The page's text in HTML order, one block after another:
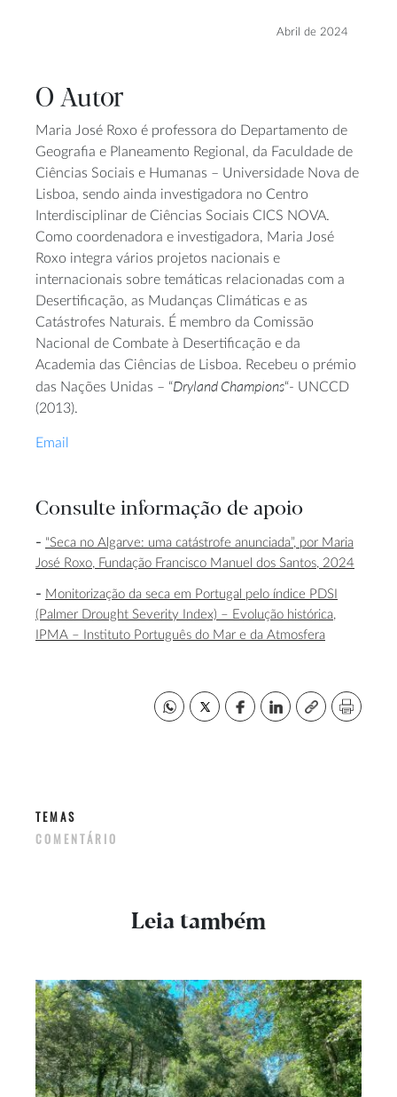
Abril de 2024
O Autor
Maria José Roxo é professora do Departamento de
Geografia e Planeamento Regional, da Faculdade de
Ciências Sociais e Humanas – Universidade Nova de
Lisboa, sendo ainda investigadora no Centro
Interdisciplinar de Ciências Sociais CICS NOVA.
Como coordenadora e investigadora, Maria José
Roxo integra vários projetos nacionais e
internacionais sobre temáticas relacionadas com a
Desertificação, as Mudanças Climáticas e as
Catástrofes Naturais. É membro da Comissão
Nacional de Combate à Desertificação e da
Academia das Ciências de Lisboa. Recebeu o prémio
das Nações Unidas – “Dryland Champions“- UNCCD
(2013).
Email
Consulte informação de apoio
“Seca no Algarve: uma catástrofe anunciada”, por Maria
José Roxo, Fundação Francisco Manuel dos Santos, 2024
Monitorização da seca em Portugal pelo índice PDSI
(Palmer Drought Severity Index) – Evolução histórica,
IPMA – Instituto Português do Mar e da Atmosfera
TEMAS
COMENTÁRIO
Leia também